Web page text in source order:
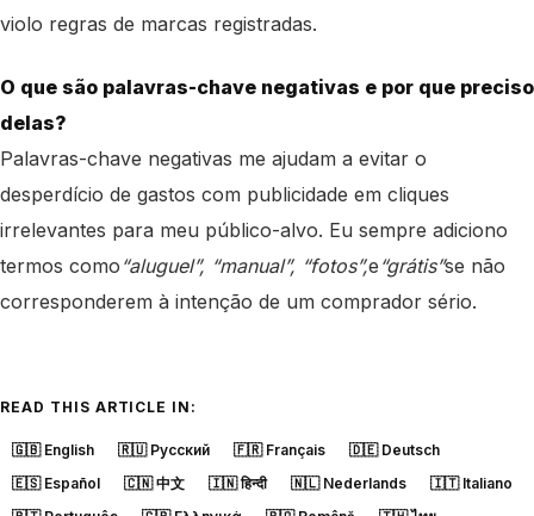
violo regras de marcas registradas.
O que são palavras-chave negativas e por que preciso
delas?
Palavras-chave negativas me ajudam a evitar o
desperdício de gastos com publicidade em cliques
irrelevantes para meu público-alvo. Eu sempre adiciono
termos como “aluguel”, “manual”, “fotos”,e “grátis”se não
corresponderem à intenção de um comprador sério.
READ THIS ARTICLE IN:
🇬🇧 English 🇷🇺 Русский 🇫🇷 Français 🇩🇪 Deutsch
🇪🇸 Español 🇨🇳 中文 🇮🇳 हिन्दी 🇳🇱 Nederlands 🇮🇹 Italiano